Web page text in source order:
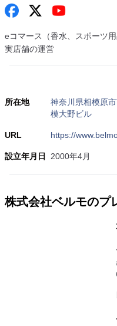
eコマース（香水、スポーツ
実店舗の運営
所在地
神奈川県相模原
模大野ビル
URL https://
設立年月日 2000年4月
株式会社ベルモのプ